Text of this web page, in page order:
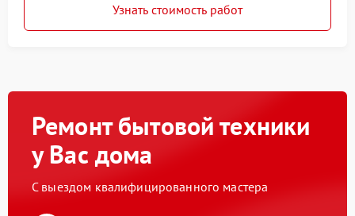
Узнать стоимость работ
Ремонт бытовой техники
у Вас дома
С выездом квалифицированного мастера